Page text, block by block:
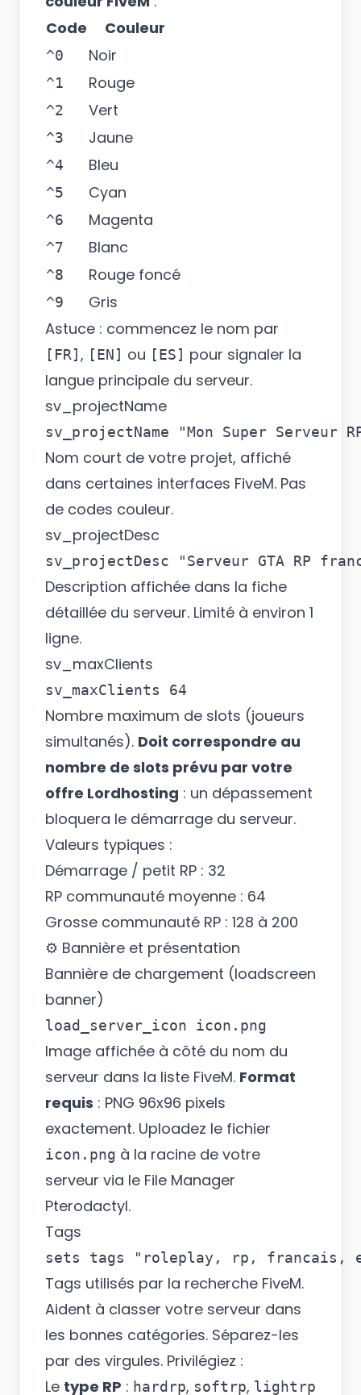
Code
Couleur
^0 Noir
^1 Rouge
^2 Vert
^3 Jaune
^4 Bleu
^5 Cyan
^6 Magenta
^7 Blanc
^8 Rouge foncé
^9
Gris
Astuce : commencez le nom par
[FR] , [EN] ou [ES] pour signaler la
langue principale du serveur.
sv_projectName
Nom court de votre projet, affiché
dans certaines interfaces FiveM. Pas
de codes couleur.
sv_projectDesc
Description affichée dans la fiche
détaillée du serveur. Limité à environ 1
ligne.
sv_maxClients
Nombre maximum de slots (joueurs
simultanés). Doit correspondre au
nombre de slots prévu par votre
offre Lordhosting : un dépassement
bloquera le démarrage du serveur.
Valeurs typiques :
Démarrage / petit RP : 32
RP communauté moyenne : 64
Grosse communauté RP : 128 à 200
⚙️ Bannière et présentation
Bannière de chargement (loadscreen
banner)
Image affichée à côté du nom du
serveur dans la liste FiveM. Format
requis : PNG 96x96 pixels
exactement. Uploadez le fichier
icon.png à la racine de votre
serveur via le File Manager
Pterodactyl.
Tags
Tags utilisés par la recherche FiveM.
Aident à classer votre serveur dans
les bonnes catégories. Séparez-les
par des virgules. Privilégiez :
Le type RP : hardrp, softrp, lightrp